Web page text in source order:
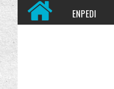
ENPEDI